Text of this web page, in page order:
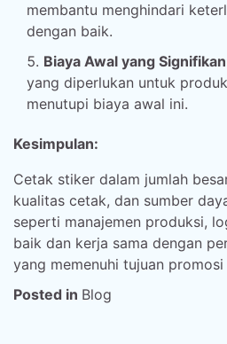
membantu menghindari
dengan baik.
Biaya Awal yang
yang diperlukan untuk
menutupi biaya awal ini.
Kesimpulan:
Cetak stiker dalam jumlah
kualitas cetak, dan sumber
seperti manajemen produksi,
baik dan kerja sama dengan
yang memenuhi tujuan
Posted in Blog